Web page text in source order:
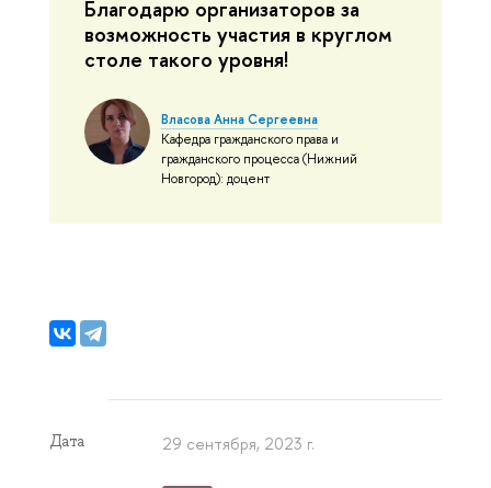
Благодарю организаторов за
возможность участия в круглом
столе такого уровня!
Власова Анна Сергеевна
Кафедра гражданского права и
гражданского процесса (Нижний
Новгород): доцент
Дата 29 сентября, 2023 г.